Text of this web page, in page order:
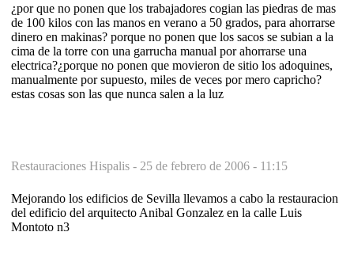
¿por que no ponen que los trabajadores cogian las piedras de mas
de 100 kilos con las manos en verano a 50 grados, para ahorrarse
dinero en makinas? porque no ponen que los sacos se subian a la
cima de la torre con una garrucha manual por ahorrarse una
electrica?¿porque no ponen que movieron de sitio los adoquines,
manualmente por supuesto, miles de veces por mero capricho?
estas cosas son las que nunca salen a la luz
Restauraciones Hispalis - 25 de febrero de 2006 - 11:15
Mejorando los edificios de Sevilla llevamos a cabo la restauracion
del edificio del arquitecto Anibal Gonzalez en la calle Luis
Montoto n3